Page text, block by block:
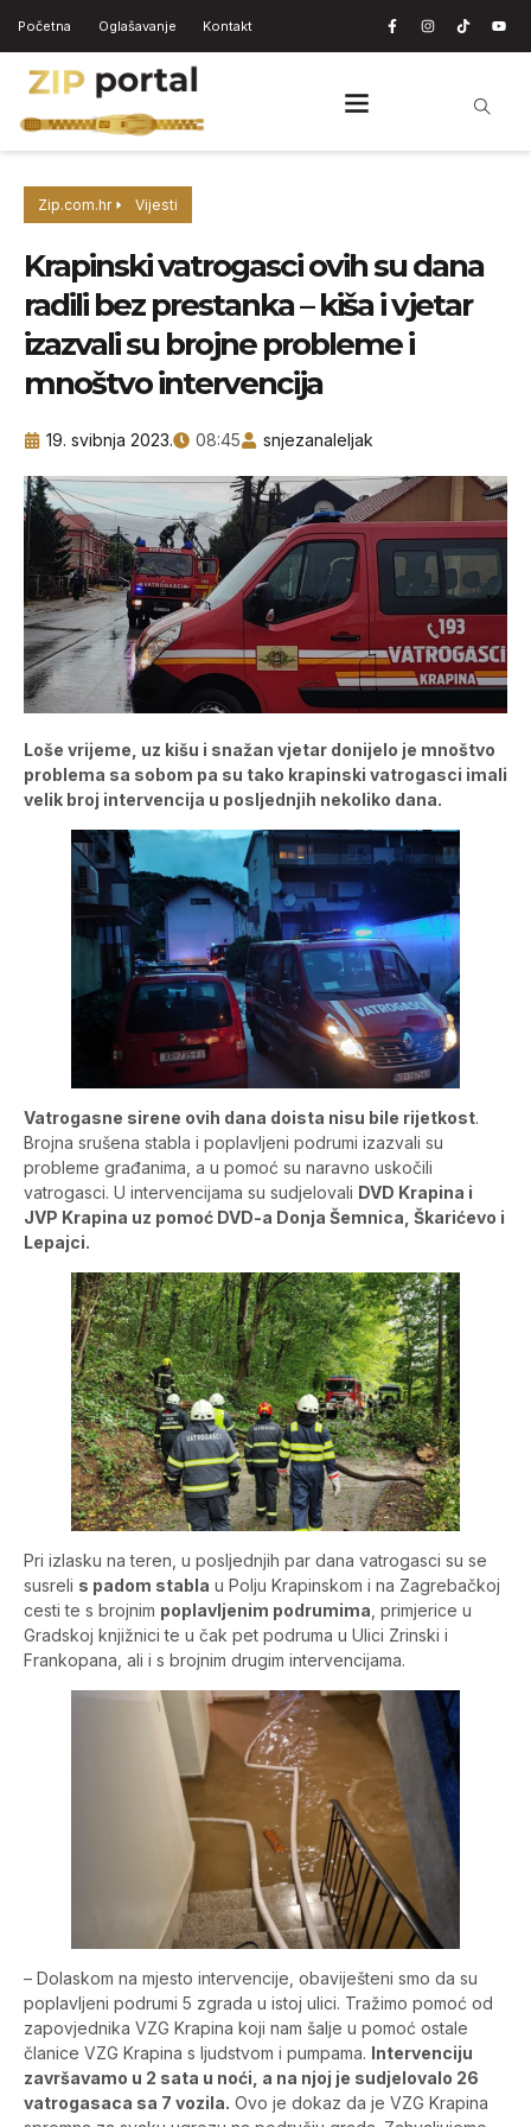
Početna Oglašavanje Kontakt
Zip.com.hr Vijesti
Krapinski vatrogasci ovih su dana
radili bez prestanka – kiša i vjetar
izazvali su brojne probleme i
mnoštvo intervencija
19. svibnja 2023. 08:45 snjezanaleljak
Loše vrijeme, uz kišu i snažan vjetar donijelo je mnoštvo
problema sa sobom pa su tako krapinski vatrogasci imali
velik broj intervencija u posljednjih nekoliko dana.
Vatrogasne sirene ovih dana doista nisu bile rijetkost.
Brojna srušena stabla i poplavljeni podrumi izazvali su
probleme građanima, a u pomoć su naravno uskočili
vatrogasci. U intervencijama su sudjelovali DVD Krapina i
JVP Krapina uz pomoć DVD-a Donja Šemnica, Škarićevo i
Lepajci.
Pri izlasku na teren, u posljednjih par dana vatrogasci su se
susreli s padom stabla u Polju Krapinskom i na Zagrebačkoj
cesti te s brojnim poplavljenim podrumima , primjerice u
Gradskoj knjižnici te u čak pet podruma u Ulici Zrinski i
Frankopana, ali i s brojnim drugim intervencijama.
– Dolaskom na mjesto intervencije, obaviješteni smo da su
poplavljeni podrumi 5 zgrada u istoj ulici. Tražimo pomoć od
zapovjednika VZG Krapina koji nam šalje u pomoć ostale
članice VZG Krapina s ljudstvom i pumpama. Intervenciju
završavamo u 2 sata u noći, a na njoj je sudjelovalo 26
vatrogasaca sa 7 vozila. Ovo je dokaz da je VZG Krapina